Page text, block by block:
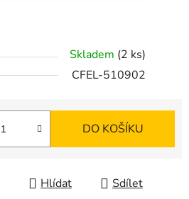
Skladem (2 ks)
CFEL-510902
DO KOŠÍKU
Hlídat Sdílet